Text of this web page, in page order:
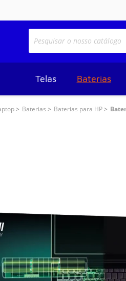
Telas Baterias
Baterias Baterias para HP